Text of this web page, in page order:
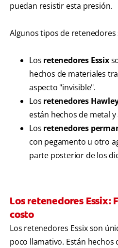
puedan resistir esta presión.
Algunos tipos de retenedores
Los retenedores Essix
hechos de materiales
aspecto "invisible".
Los retenedores
están hechos de metal y
Los retenedores
con pegamento u otro
parte posterior de los
Los retenedores Essix:
costo
Los retenedores Essix son
poco llamativo. Están